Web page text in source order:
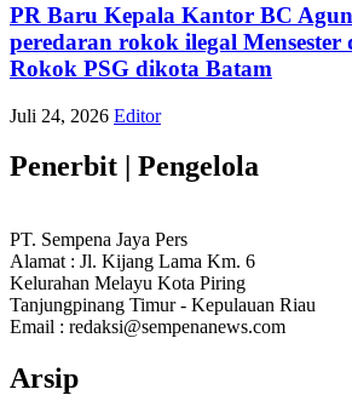
PR Baru Kepala Kantor BC
peredaran rokok ilegal Mensester
Rokok PSG dikota Batam
Juli 24, 2026 Editor
Penerbit | Pengelola
PT. Sempena Jaya Pers
Alamat : Jl. Kijang Lama Km. 6
Kelurahan Melayu Kota Piring
Tanjungpinang Timur - Kepulauan Riau
Email : redaksi@sempenanews.com
Arsip